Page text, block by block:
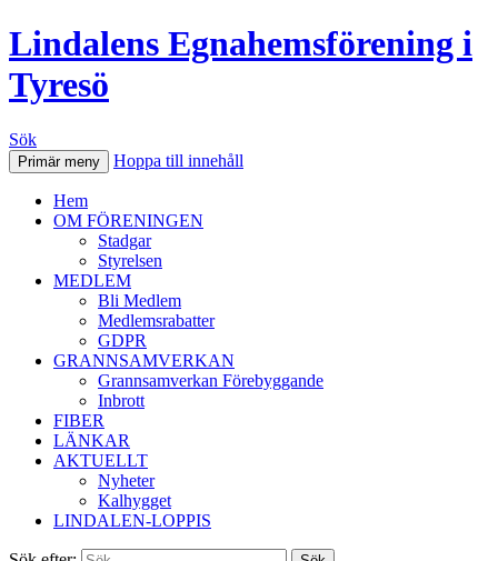
Lindalens Egnahemsförening i
Tyresö
Sök
Primär meny Hoppa till innehåll
Hem
OM FÖRENINGEN
Stadgar
Styrelsen
MEDLEM
Bli Medlem
Medlemsrabatter
GDPR
GRANNSAMVERKAN
Grannsamverkan Förebyggande
Inbrott
FIBER
LÄNKAR
AKTUELLT
Nyheter
Kalhygget
LINDALEN-LOPPIS